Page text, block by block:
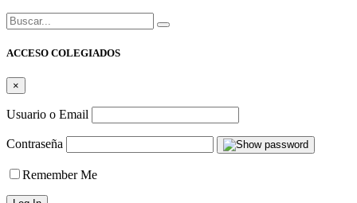
Buscar:
ACCESO COLEGIADOS
×
Usuario o Email
Contraseña
Remember Me